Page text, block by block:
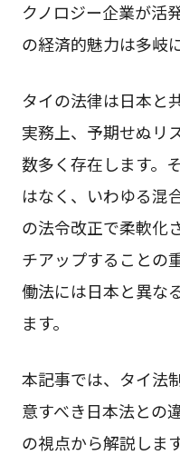
クノロジー企業が活
の経済的魅力は多岐
タイの法律は日本と
実務上、予期せぬリ
数多く存在します。
はなく、いわゆる混
の法令改正で柔軟化
チアップすることの
働法には日本と異な
ます。
本記事では、タイ法
意すべき日本法との
の視点から解説します